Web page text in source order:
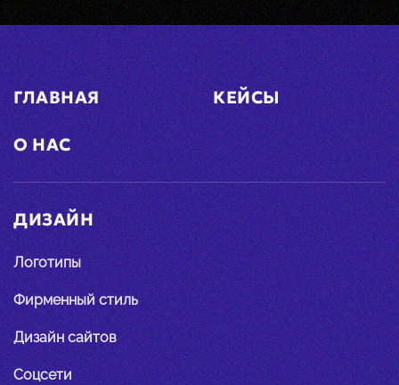
ГЛАВНАЯ КЕЙСЫ
О НАС
ДИЗАЙН
Логотипы
Фирменный стиль
Дизайн сайтов
Соцсети